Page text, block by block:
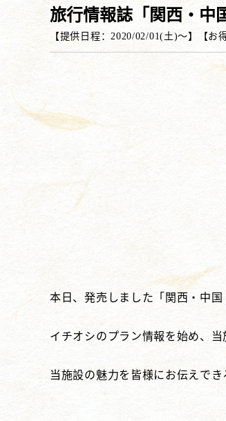
旅行情報誌「関西・中
【提供日程：2020/02/01(土)〜】 【お
本日、発売しました「関西・中
イチオシのプラン情報を始め、
当施設の魅力を皆様にお伝えで